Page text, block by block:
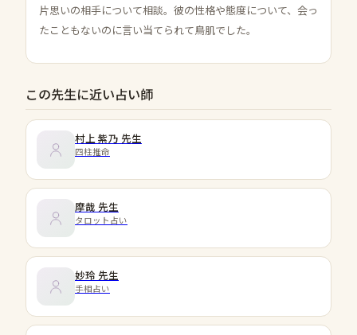
片思いの相手について相談。彼の性格や態度について、会っ
たこともないのに言い当てられて鳥肌でした。
この先生に近い占い師
村上 紫乃 先生
四柱推命
摩哉 先生
タロット占い
妙玲 先生
手相占い